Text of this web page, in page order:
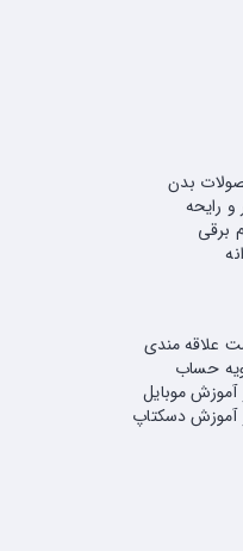
بدن
و رایحه
برقی
علاقه مندی
حساب
آموزش موبایل
آموزش دسکتاپ